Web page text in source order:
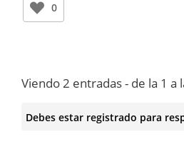
0
Viendo 2 entradas - de la 1 a
Debes estar registrado para